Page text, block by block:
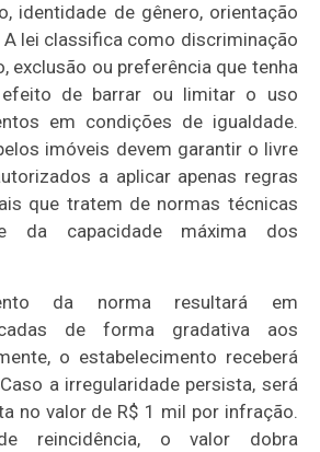
identidade de gênero, orientação
A lei classifica como discriminação
exclusão ou preferência que tenha
de barrar ou limitar o uso
em condições de igualdade.
imóveis devem garantir o livre
a aplicar apenas regras
que tratem de normas técnicas
da capacidade máxima dos
da norma resultará em
de forma gradativa aos
o estabelecimento receberá
a irregularidade persista, será
no valor de R$ 1 mil por infração.
reincidência, o valor dobra